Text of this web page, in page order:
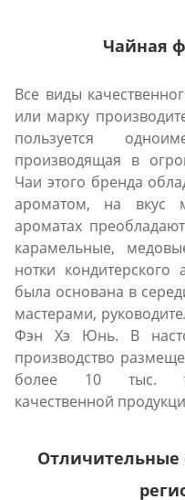
Чайная
Все виды
или марку
пользуется
производящая в
Чаи этого бренда
ароматом, на вкус
ароматах
карамельные,
нотки
была основана в
мастерами,
Фэн Хэ Юнь. В
производство
более 10 тыс.
качественной
Отличительные